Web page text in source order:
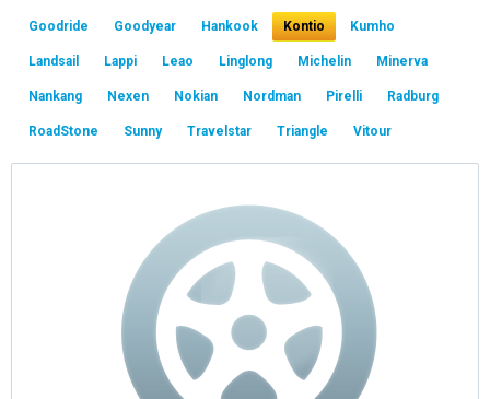
Goodride Goodyear Hankook Kontio Kumho
Landsail Lappi Leao Linglong Michelin Minerva
Nankang Nexen Nokian Nordman Pirelli Radburg
RoadStone Sunny Travelstar Triangle Vitour